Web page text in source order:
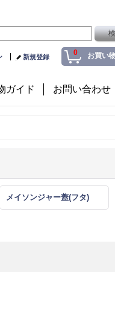
0 お買い
新規登録
ガイド お問い合わせ
メイソンジャー蓋(フタ)